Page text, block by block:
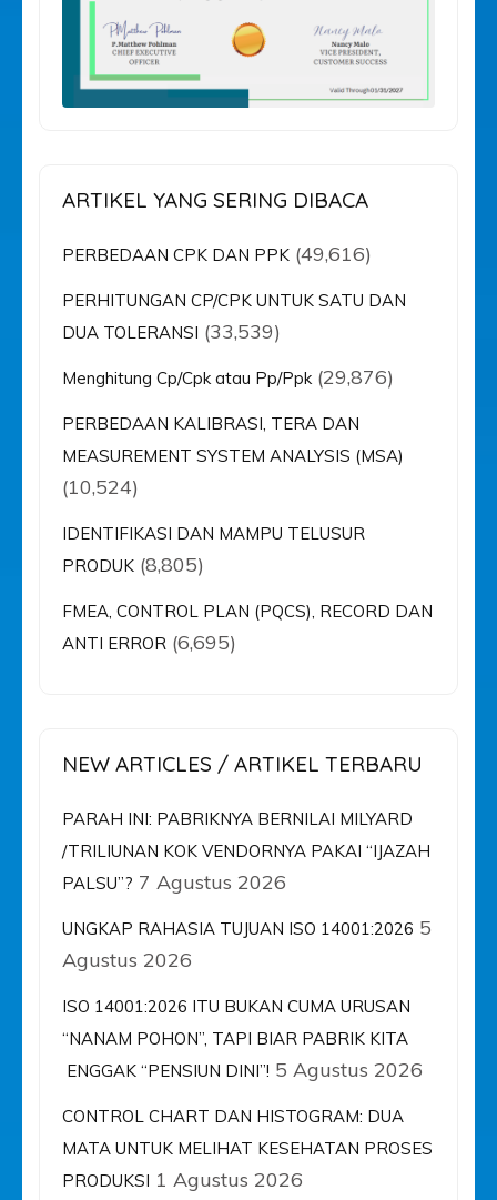
ARTIKEL YANG SERING DIBACA
PERBEDAAN CPK DAN PPK (49,616)
PERHITUNGAN CP/CPK UNTUK SATU DAN
DUA TOLERANSI (33,539)
Menghitung Cp/Cpk atau Pp/Ppk (29,876)
PERBEDAAN KALIBRASI, TERA DAN
MEASUREMENT SYSTEM ANALYSIS (MSA)
(10,524)
IDENTIFIKASI DAN MAMPU TELUSUR
PRODUK (8,805)
FMEA, CONTROL PLAN (PQCS), RECORD DAN
ANTI ERROR (6,695)
NEW ARTICLES / ARTIKEL TERBARU
PARAH INI: PABRIKNYA BERNILAI MILYARD
/TRILIUNAN KOK VENDORNYA PAKAI “IJAZAH
PALSU”? 7 Agustus 2026
UNGKAP RAHASIA TUJUAN ISO 14001:2026 5
Agustus 2026
ISO 14001:2026 ITU BUKAN CUMA URUSAN
“NANAM POHON”, TAPI BIAR PABRIK KITA
ENGGAK “PENSIUN DINI”! 5 Agustus 2026
CONTROL CHART DAN HISTOGRAM: DUA
MATA UNTUK MELIHAT KESEHATAN PROSES
PRODUKSI 1 Agustus 2026